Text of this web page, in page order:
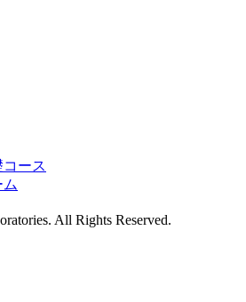
ース
All Rights Reserved.